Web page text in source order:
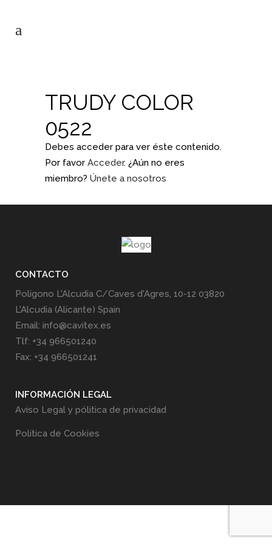
TRUDY COLOR
0522
Debes acceder para ver éste contenido.
Por favor Acceder. ¿Aún no eres
miembro? Únete a nosotros
CONTACTO
Poligono L'Alcudia C/Caves d'Agres, 10-12 03820
L'Alcudia (Alicante) Spain
Email: info@cavitex.es
Tlf: +34 966501240
Fax: +34 966501241
INFORMACIÓN LEGAL
Aviso Legal y pólitica de privacidad
Politica de Cookies